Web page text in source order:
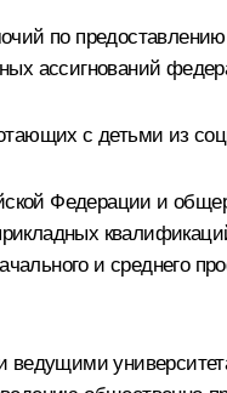
по
ассигнований
с детьми из
Федерации и
и среднего
ведущими